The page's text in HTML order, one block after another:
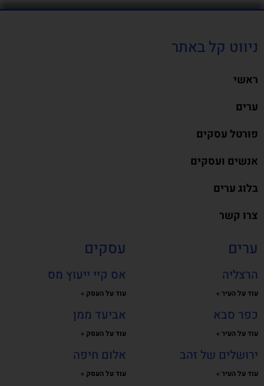
ניווט קל באתר
ראשי
ערים
פורטל עסקים
אנשים ועסקים
בלוג ערים
צרו קשר
ערים
הרצליה
עוד על העיר »
כפר סבא
עוד על העיר »
ירושלים של זהב
עוד על העיר »
עסקים
אס קיי ייעוץ מס
עוד על העסק »
אביעד ממן
עוד על העסק »
אלום חיפה
עוד על העסק »